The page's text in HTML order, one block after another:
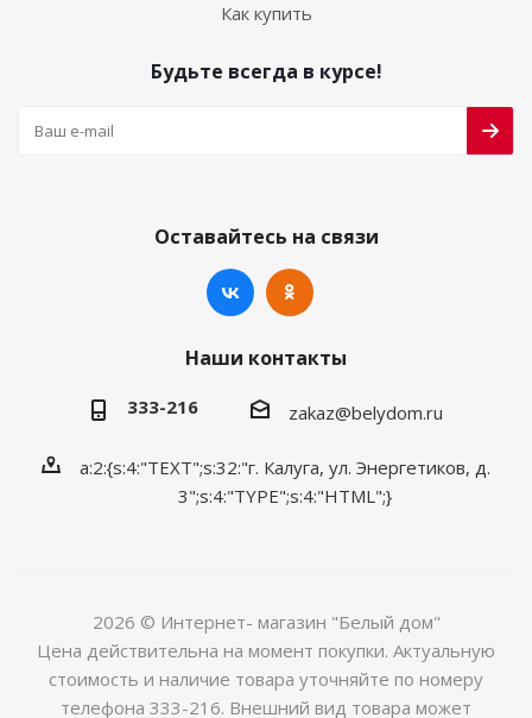
Как купить
Будьте всегда в курсе!
Оставайтесь на связи
Наши контакты
333-216 zakaz@belydom.ru
a:2:{s:4:"TEXT";s:32:"г. Калуга, ул. Энергетиков, д.
3";s:4:"TYPE";s:4:"HTML";}
2026 © Интернет- магазин "Белый дом"
Цена действительна на момент покупки. Актуальную
стоимость и наличие товара уточняйте по номеру
телефона 333-216. Внешний вид товара может